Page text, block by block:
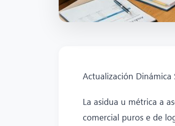
Actualización Dinámica
La asidua u métrica a
comercial puros e de